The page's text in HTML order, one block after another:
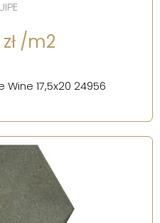
/m2
17,5x20 24956